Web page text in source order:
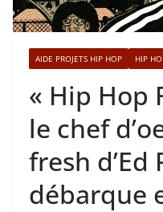
AIDE PROJETS HIP HOP HIP
« Hip Hop
le chef
fresh d’Ed
débarque